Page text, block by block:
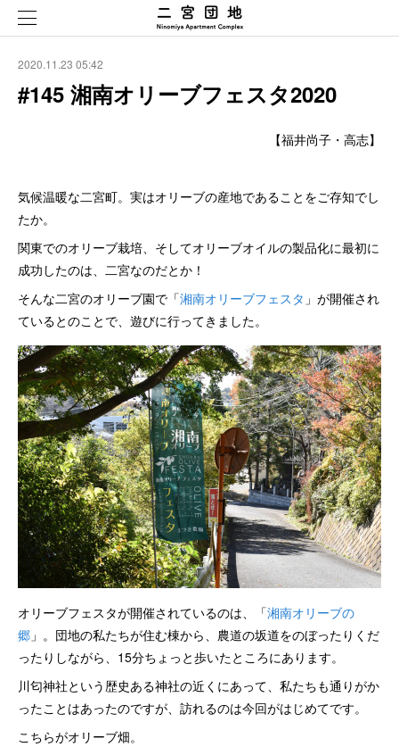
2020.11.23 05:42
#145 湘南オリーブフェスタ2020
【福井尚子・高志】
気候温暖な二宮町。実はオリーブの産地であることをご存知でし
たか。
関東でのオリーブ栽培、そしてオリーブオイルの製品化に最初に
成功したのは、二宮なのだとか！
そんな二宮のオリーブ園で「湘南オリーブフェスタ 」が開催され
ているとのことで、遊びに行ってきました。
オリーブフェスタが開催されているのは、「湘南オリーブの
郷 」。団地の私たちが住む棟から、農道の坂道をのぼったりくだ
ったりしながら、15分ちょっと歩いたところにあります。
川匂神社という歴史ある神社の近くにあって、私たちも通りがか
ったことはあったのですが、訪れるのは今回がはじめてです。
こちらがオリーブ畑。